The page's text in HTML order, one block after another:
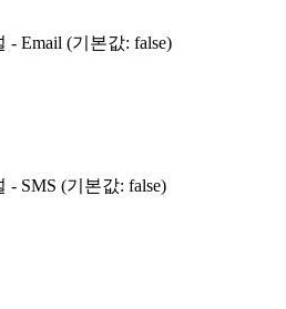
Email (기본값: false)
SMS (기본값: false)